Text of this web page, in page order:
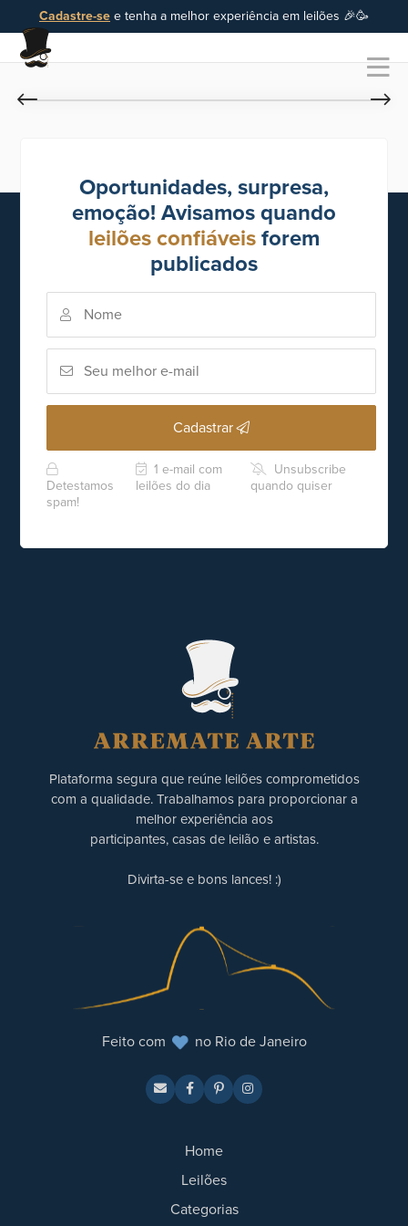
Cadastre-se e tenha a melhor experiência em leilões 🎉🥳
Oportunidades, surpresa,
emoção! Avisamos quando
leilões confiáveis forem
publicados
Cadastrar
Detestamos
spam!
1 e-mail com
leilões do dia
Unsubscribe
quando quiser
Plataforma segura que reúne leilões comprometidos
com a qualidade. Trabalhamos para proporcionar a
melhor experiência aos
participantes, casas de leilão e artistas.
Divirta-se e bons lances! :)
Feito com no Rio de Janeiro
Home
Leilões
Categorias